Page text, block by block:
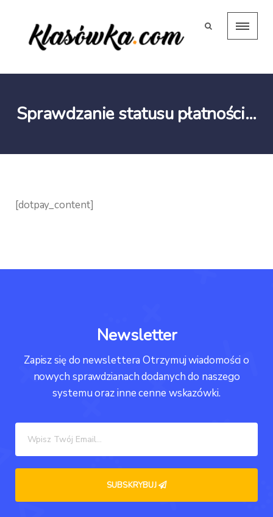
Sprawdzanie statusu płatności…
[dotpay_content]
Newsletter
Zapisz się do newslettera Otrzymuj wiadomości o
nowych sprawdzianach dodanych do naszego
systemu oraz inne cenne wskazówki.